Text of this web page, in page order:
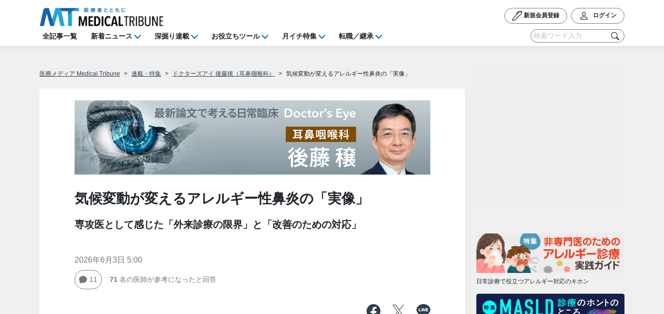
新規会員登録 ログイン
全記事一覧 新着ニュース 深掘り連載 お役立ちツール 月イチ特集 転職／継承
医療メディア Medical Tribune 連載・特集 ドクターズアイ 後藤穣（耳鼻咽喉科） 気候変動が変えるアレルギー性鼻炎の「実像」
気候変動が変えるアレルギー性鼻炎の「実像」
専攻医として感じた「外来診療の限界」と「改善のための対応」
2026年6月3日 5:00
11 71 名の医師が参考になったと回答 日常診療で役立つアレルギー対応のキホン